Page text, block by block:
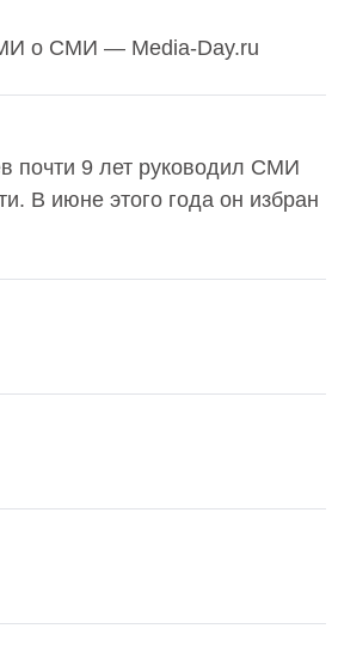
о СМИ — Media-Day.ru
почти 9 лет руководил СМИ
В июне этого года он избран